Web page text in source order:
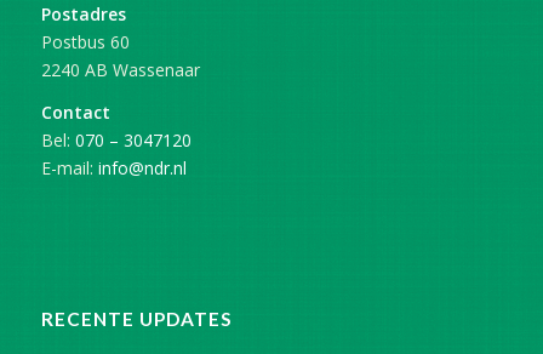
Postadres
Postbus 60
2240 AB Wassenaar
Contact
Bel: 070 – 3047120
E-mail: info@ndr.nl
RECENTE UPDATES